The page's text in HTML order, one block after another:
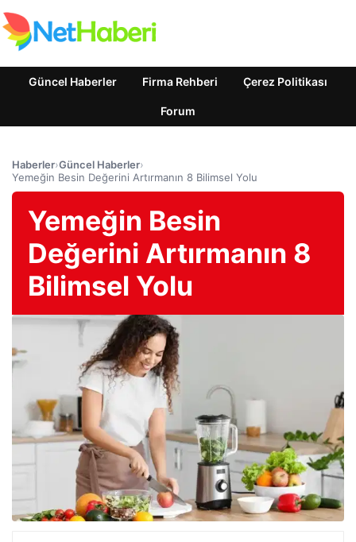
Güncel Haberler Firma Rehberi Çerez Politikası
Forum
Haberler›Güncel Haberler›
Yemeğin Besin Değerini Artırmanın 8 Bilimsel Yolu
Yemeğin Besin
Değerini Artırmanın 8
Bilimsel Yolu